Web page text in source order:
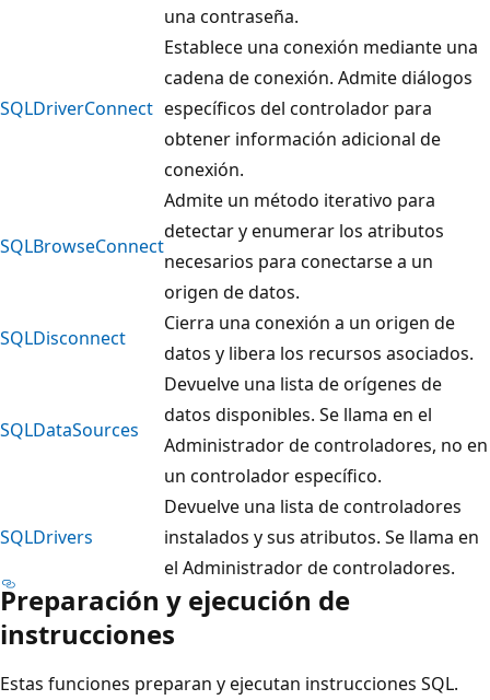
una contraseña.
SQLDriverConnect
Establece una conexión mediante una
cadena de conexión. Admite diálogos
específicos del controlador para
obtener información adicional de
conexión.
SQLBrowseConnect
Admite un método iterativo para
detectar y enumerar los atributos
necesarios para conectarse a un
origen de datos.
SQLDisconnect
Cierra una conexión a un origen de
datos y libera los recursos asociados.
SQLDataSources
Devuelve una lista de orígenes de
datos disponibles. Se llama en el
Administrador de controladores, no en
un controlador específico.
SQLDrivers
Devuelve una lista de controladores
instalados y sus atributos. Se llama en
el Administrador de controladores.
Preparación y ejecución de
instrucciones
Estas funciones preparan y ejecutan instrucciones SQL.